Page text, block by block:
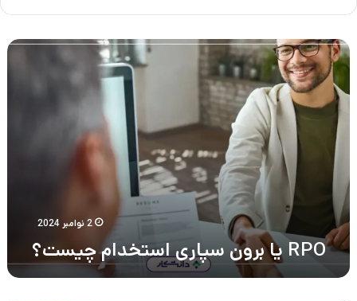
RPO
یا
برون
سپاری
استخدام
چیست؟
2 نوامبر 2024
RPO یا برون سپاری استخدام چیست؟